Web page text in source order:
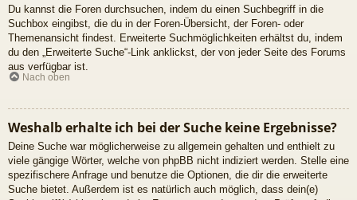
Du kannst die Foren durchsuchen, indem du einen Suchbegriff in die
Suchbox eingibst, die du in der Foren-Übersicht, der Foren- oder
Themenansicht findest. Erweiterte Suchmöglichkeiten erhältst du, indem
du den „Erweiterte Suche“-Link anklickst, der von jeder Seite des Forums
aus verfügbar ist.
Nach oben
Weshalb erhalte ich bei der Suche keine Ergebnisse?
Deine Suche war möglicherweise zu allgemein gehalten und enthielt zu
viele gängige Wörter, welche von phpBB nicht indiziert werden. Stelle eine
spezifischere Anfrage und benutze die Optionen, die dir die erweiterte
Suche bietet. Außerdem ist es natürlich auch möglich, dass dein(e)